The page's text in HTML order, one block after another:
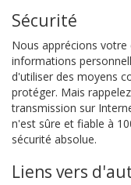
Sécurité
Nous apprécions
informations
d'utiliser des moyens
protéger. Mais
transmission sur
n'est sûre et fiable à
sécurité absolue.
Liens vers